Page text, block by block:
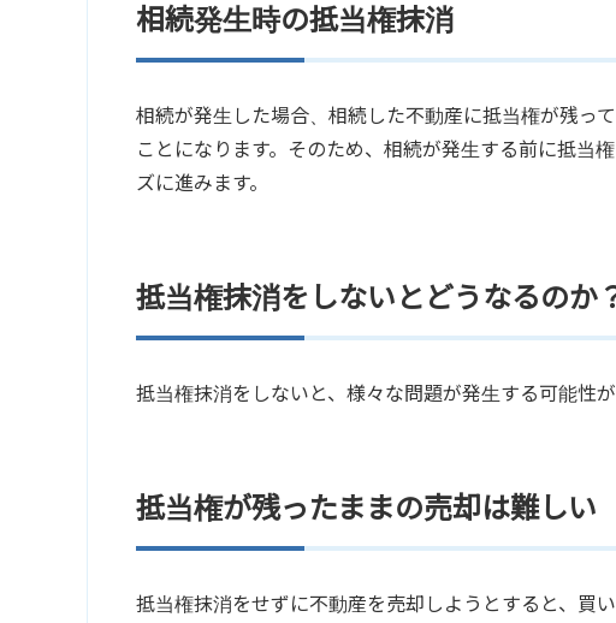
相続発生時の抵当権抹消
相続が発生した場合、相続した不動産に抵当権が残っ
ことになります。そのため、相続が発生する前に抵当
ズに進みます。
抵当権抹消をしないとどうなるのか
抵当権抹消をしないと、様々な問題が発生する可能性が
抵当権が残ったままの売却は難しい
抵当権抹消をせずに不動産を売却しようとすると、買